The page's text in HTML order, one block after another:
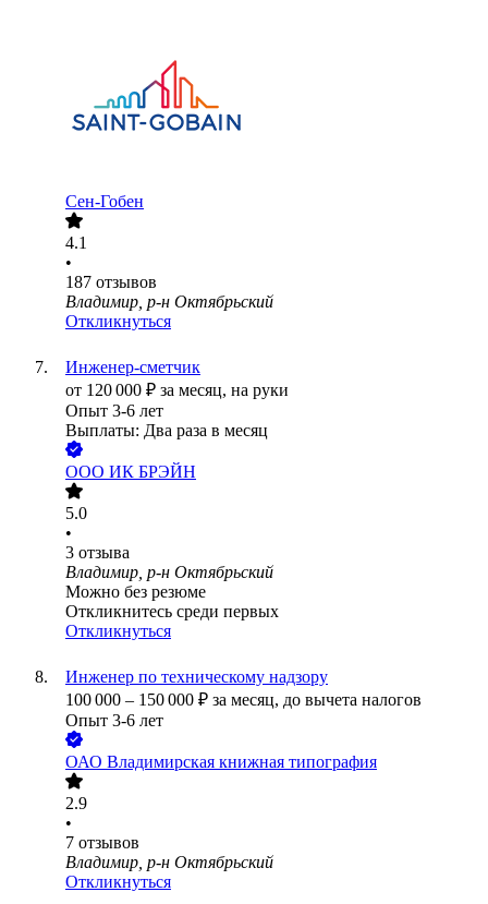
Сен-Гобен
4.1
•
187 отзывов
Владимир, р-н Октябрьский
Откликнуться
Инженер-сметчик
от 120 000 ₽ за месяц, на руки
Опыт 3-6 лет
Выплаты: Два раза в месяц
ООО ИК БРЭЙН
5.0
•
3 отзыва
Владимир, р-н Октябрьский
Можно без резюме
Откликнитесь среди первых
Откликнуться
Инженер по техническому надзору
100 000 – 150 000 ₽ за месяц, до вычета налогов
Опыт 3-6 лет
ОАО Владимирская книжная типография
2.9
•
7 отзывов
Владимир, р-н Октябрьский
Откликнуться